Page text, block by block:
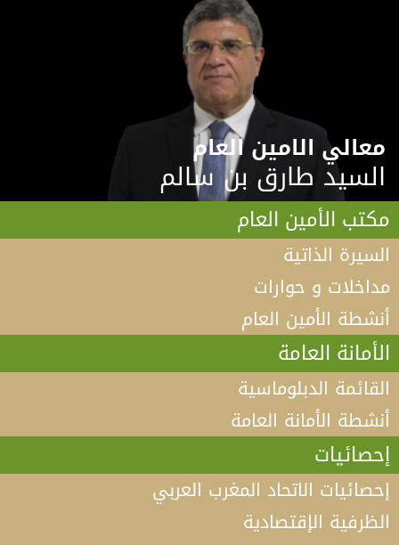
معالي الامين العام
السيد طارق بن سالم
مكتب الأمين العام
السيرة الذاتية
مداخلات و حوارات
أنشطة الأمين العام
الأمانة العامة
القائمة الدبلوماسية
أنشطة الأمانة العامة
إحصائيات
إحصائيات الاتحاد المغرب العربي
الظرفية الإقتصادية